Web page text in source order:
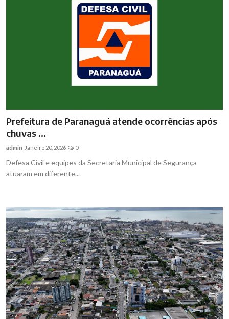
Prefeitura de Paranaguá atende ocorrências após
chuvas ...
admin Janeiro 20, 2026 0
Defesa Civil e equipes da Secretaria Municipal de Segurança
atuaram em diferente...